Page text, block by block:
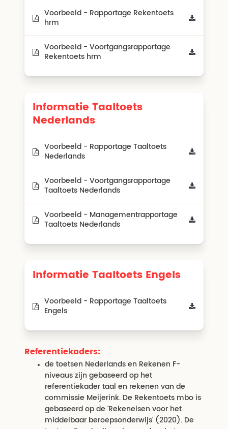
Voorbeeld - Rapportage Rekentoets
hrm
Voorbeeld - Voortgangsrapportage
Rekentoets hrm
Informatie Taaltoets
Nederlands
Voorbeeld - Rapportage Taaltoets
Nederlands
Voorbeeld - Voortgangsrapportage
Taaltoets Nederlands
Voorbeeld - Managementrapportage
Taaltoets Nederlands
Informatie Taaltoets Engels
Voorbeeld - Rapportage Taaltoets
Engels
Referentiekaders:
de toetsen Nederlands en Rekenen F-
niveaus zijn gebaseerd op het
referentiekader taal en rekenen van de
commissie Meijerink. De Rekentoets mbo is
gebaseerd op de 'Rekeneisen voor het
middelbaar beroepsonderwijs' (2020). De